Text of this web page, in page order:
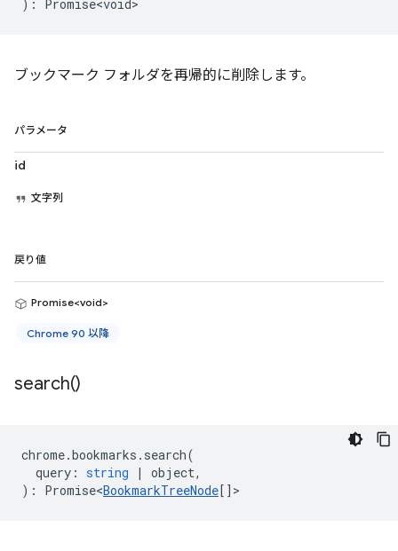
) : Promise<void>
ブックマーク フォルダを再帰的に削除します。
パラメータ
id
文字列
戻り値
Promise<void>
Chrome 90 以降
search()
chrome.bookmarks . search(
query : string | object,
) : Promise<BookmarkTreeNode [] >